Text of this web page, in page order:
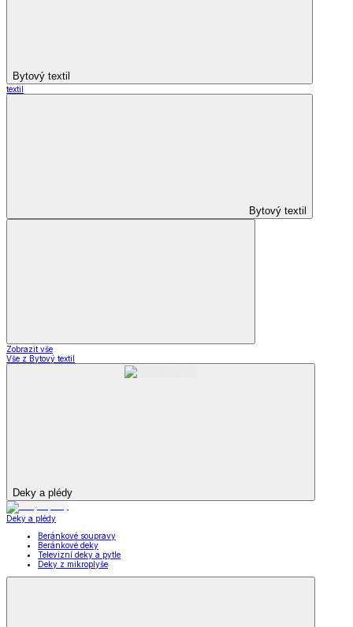
Bytový textil
textil
Bytový textil
Zobrazit vše
Vše z Bytový textil
Deky a plédy
Deky a plédy
Beránkové soupravy
Beránkové deky
Televizní deky a pytle
Deky z mikroplyše